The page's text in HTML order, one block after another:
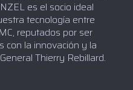
es el socio ideal
tecnología entre
reputados por ser
con la innovación y la
Thierry Rebillard.